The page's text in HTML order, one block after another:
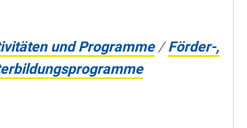
und Programme /Förder-,